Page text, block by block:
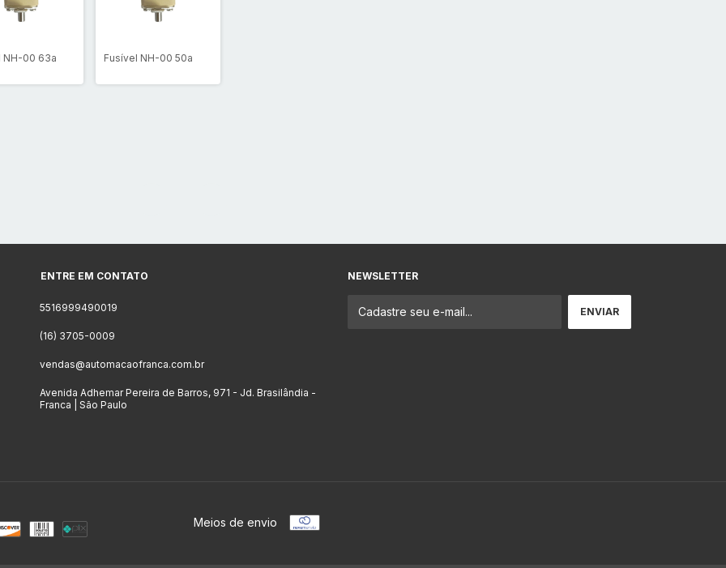
NH-00 63a Fusível NH-00 50a
ENTRE EM CONTATO
5516999490019
(16) 3705-0009
vendas@automacaofranca.com.br
Avenida Adhemar Pereira de Barros, 971 - Jd. Brasilândia -
Franca | São Paulo
NEWSLETTER
Meios de envio